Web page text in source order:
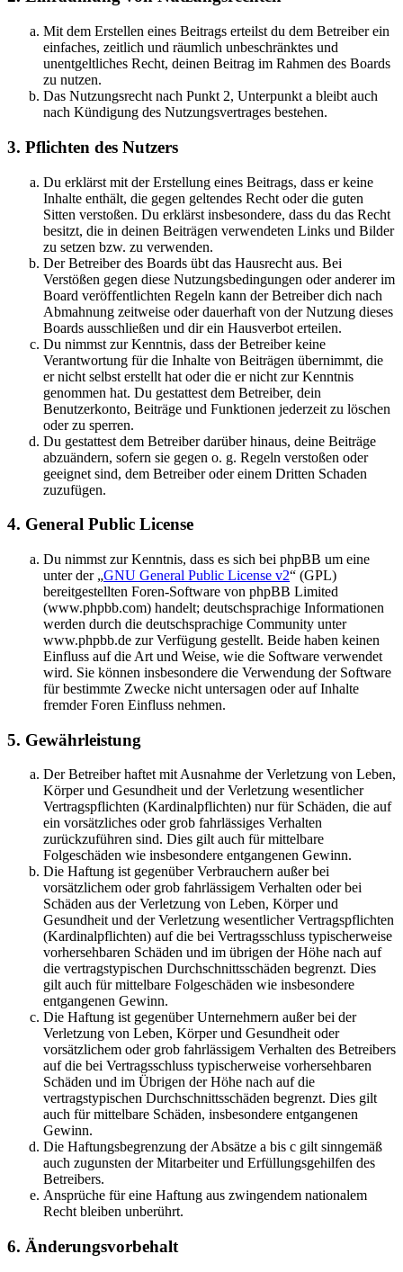
Mit dem Erstellen eines Beitrags erteilst du dem Betreiber ein
einfaches, zeitlich und räumlich unbeschränktes und
unentgeltliches Recht, deinen Beitrag im Rahmen des Boards
zu nutzen.
Das Nutzungsrecht nach Punkt 2, Unterpunkt a bleibt auch
nach Kündigung des Nutzungsvertrages bestehen.
3. Pflichten des Nutzers
Du erklärst mit der Erstellung eines Beitrags, dass er keine
Inhalte enthält, die gegen geltendes Recht oder die guten
Sitten verstoßen. Du erklärst insbesondere, dass du das Recht
besitzt, die in deinen Beiträgen verwendeten Links und Bilder
zu setzen bzw. zu verwenden.
Der Betreiber des Boards übt das Hausrecht aus. Bei
Verstößen gegen diese Nutzungsbedingungen oder anderer im
Board veröffentlichten Regeln kann der Betreiber dich nach
Abmahnung zeitweise oder dauerhaft von der Nutzung dieses
Boards ausschließen und dir ein Hausverbot erteilen.
Du nimmst zur Kenntnis, dass der Betreiber keine
Verantwortung für die Inhalte von Beiträgen übernimmt, die
er nicht selbst erstellt hat oder die er nicht zur Kenntnis
genommen hat. Du gestattest dem Betreiber, dein
Benutzerkonto, Beiträge und Funktionen jederzeit zu löschen
oder zu sperren.
Du gestattest dem Betreiber darüber hinaus, deine Beiträge
abzuändern, sofern sie gegen o. g. Regeln verstoßen oder
geeignet sind, dem Betreiber oder einem Dritten Schaden
zuzufügen.
4. General Public License
Du nimmst zur Kenntnis, dass es sich bei phpBB um eine
unter der „GNU General Public License v2“ (GPL)
bereitgestellten Foren-Software von phpBB Limited
(www.phpbb.com) handelt; deutschsprachige Informationen
werden durch die deutschsprachige Community unter
www.phpbb.de zur Verfügung gestellt. Beide haben keinen
Einfluss auf die Art und Weise, wie die Software verwendet
wird. Sie können insbesondere die Verwendung der Software
für bestimmte Zwecke nicht untersagen oder auf Inhalte
fremder Foren Einfluss nehmen.
5. Gewährleistung
Der Betreiber haftet mit Ausnahme der Verletzung von Leben,
Körper und Gesundheit und der Verletzung wesentlicher
Vertragspflichten (Kardinalpflichten) nur für Schäden, die auf
ein vorsätzliches oder grob fahrlässiges Verhalten
zurückzuführen sind. Dies gilt auch für mittelbare
Folgeschäden wie insbesondere entgangenen Gewinn.
Die Haftung ist gegenüber Verbrauchern außer bei
vorsätzlichem oder grob fahrlässigem Verhalten oder bei
Schäden aus der Verletzung von Leben, Körper und
Gesundheit und der Verletzung wesentlicher Vertragspflichten
(Kardinalpflichten) auf die bei Vertragsschluss typischerweise
vorhersehbaren Schäden und im übrigen der Höhe nach auf
die vertragstypischen Durchschnittsschäden begrenzt. Dies
gilt auch für mittelbare Folgeschäden wie insbesondere
entgangenen Gewinn.
Die Haftung ist gegenüber Unternehmern außer bei der
Verletzung von Leben, Körper und Gesundheit oder
vorsätzlichem oder grob fahrlässigem Verhalten des Betreibers
auf die bei Vertragsschluss typischerweise vorhersehbaren
Schäden und im Übrigen der Höhe nach auf die
vertragstypischen Durchschnittsschäden begrenzt. Dies gilt
auch für mittelbare Schäden, insbesondere entgangenen
Gewinn.
Die Haftungsbegrenzung der Absätze a bis c gilt sinngemäß
auch zugunsten der Mitarbeiter und Erfüllungsgehilfen des
Betreibers.
Ansprüche für eine Haftung aus zwingendem nationalem
Recht bleiben unberührt.
6. Änderungsvorbehalt